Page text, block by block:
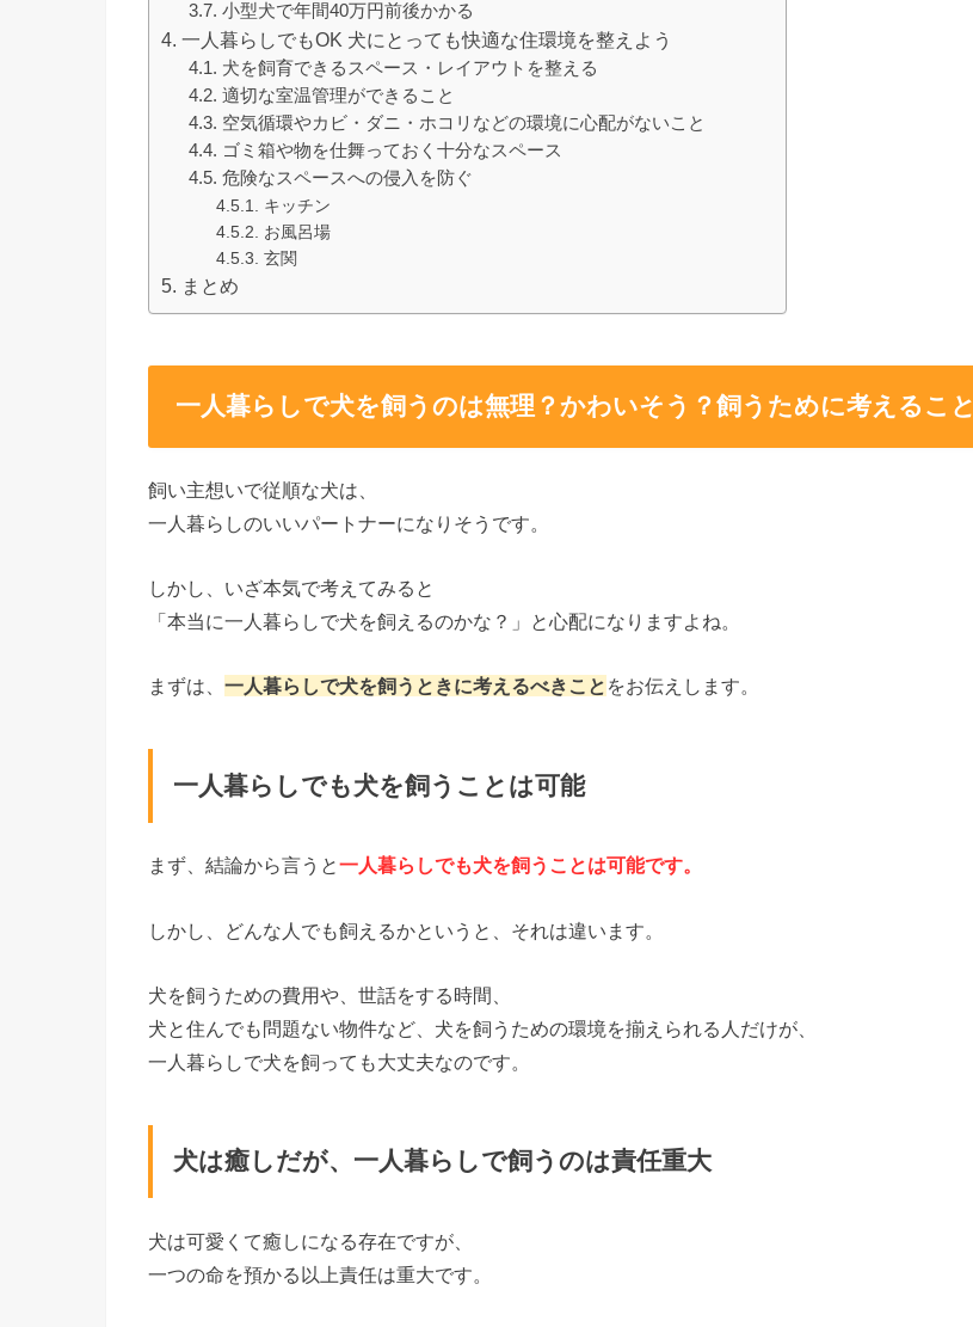
小型犬で年間40万円前後かかる
一人暮らしでもOK 犬にとっても快適な住環境を整えよう
犬を飼育できるスペース・レイアウトを整える
適切な室温管理ができること
空気循環やカビ・ダニ・ホコリなどの環境に心配がないこと
ゴミ箱や物を仕舞っておく十分なスペース
危険なスペースへの侵入を防ぐ
キッチン
お風呂場
玄関
まとめ
一人暮らしで犬を飼うのは無理？かわいそう？飼うために考えること
飼い主想いで従順な犬は、
一人暮らしのいいパートナーになりそうです。
しかし、いざ本気で考えてみると
「本当に一人暮らしで犬を飼えるのかな？」と心配になりますよね。
まずは、 一人暮らしで犬を飼うときに考えるべきこと をお伝えします。
一人暮らしでも犬を飼うことは可能
まず、結論から言うと一人暮らしでも犬を飼うことは可能です。
しかし、どんな人でも飼えるかというと、それは違います。
犬を飼うための費用や、世話をする時間、
犬と住んでも問題ない物件など、犬を飼うための環境を揃えられる人だけが、
一人暮らしで犬を飼っても大丈夫なのです。
犬は癒しだが、一人暮らしで飼うのは責任重大
犬は可愛くて癒しになる存在ですが、
一つの命を預かる以上責任は重大です。